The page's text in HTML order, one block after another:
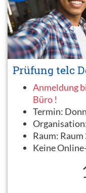
Prüfung telc
Anmeldung
Büro !
Termin:
Raum: Raum
Keine